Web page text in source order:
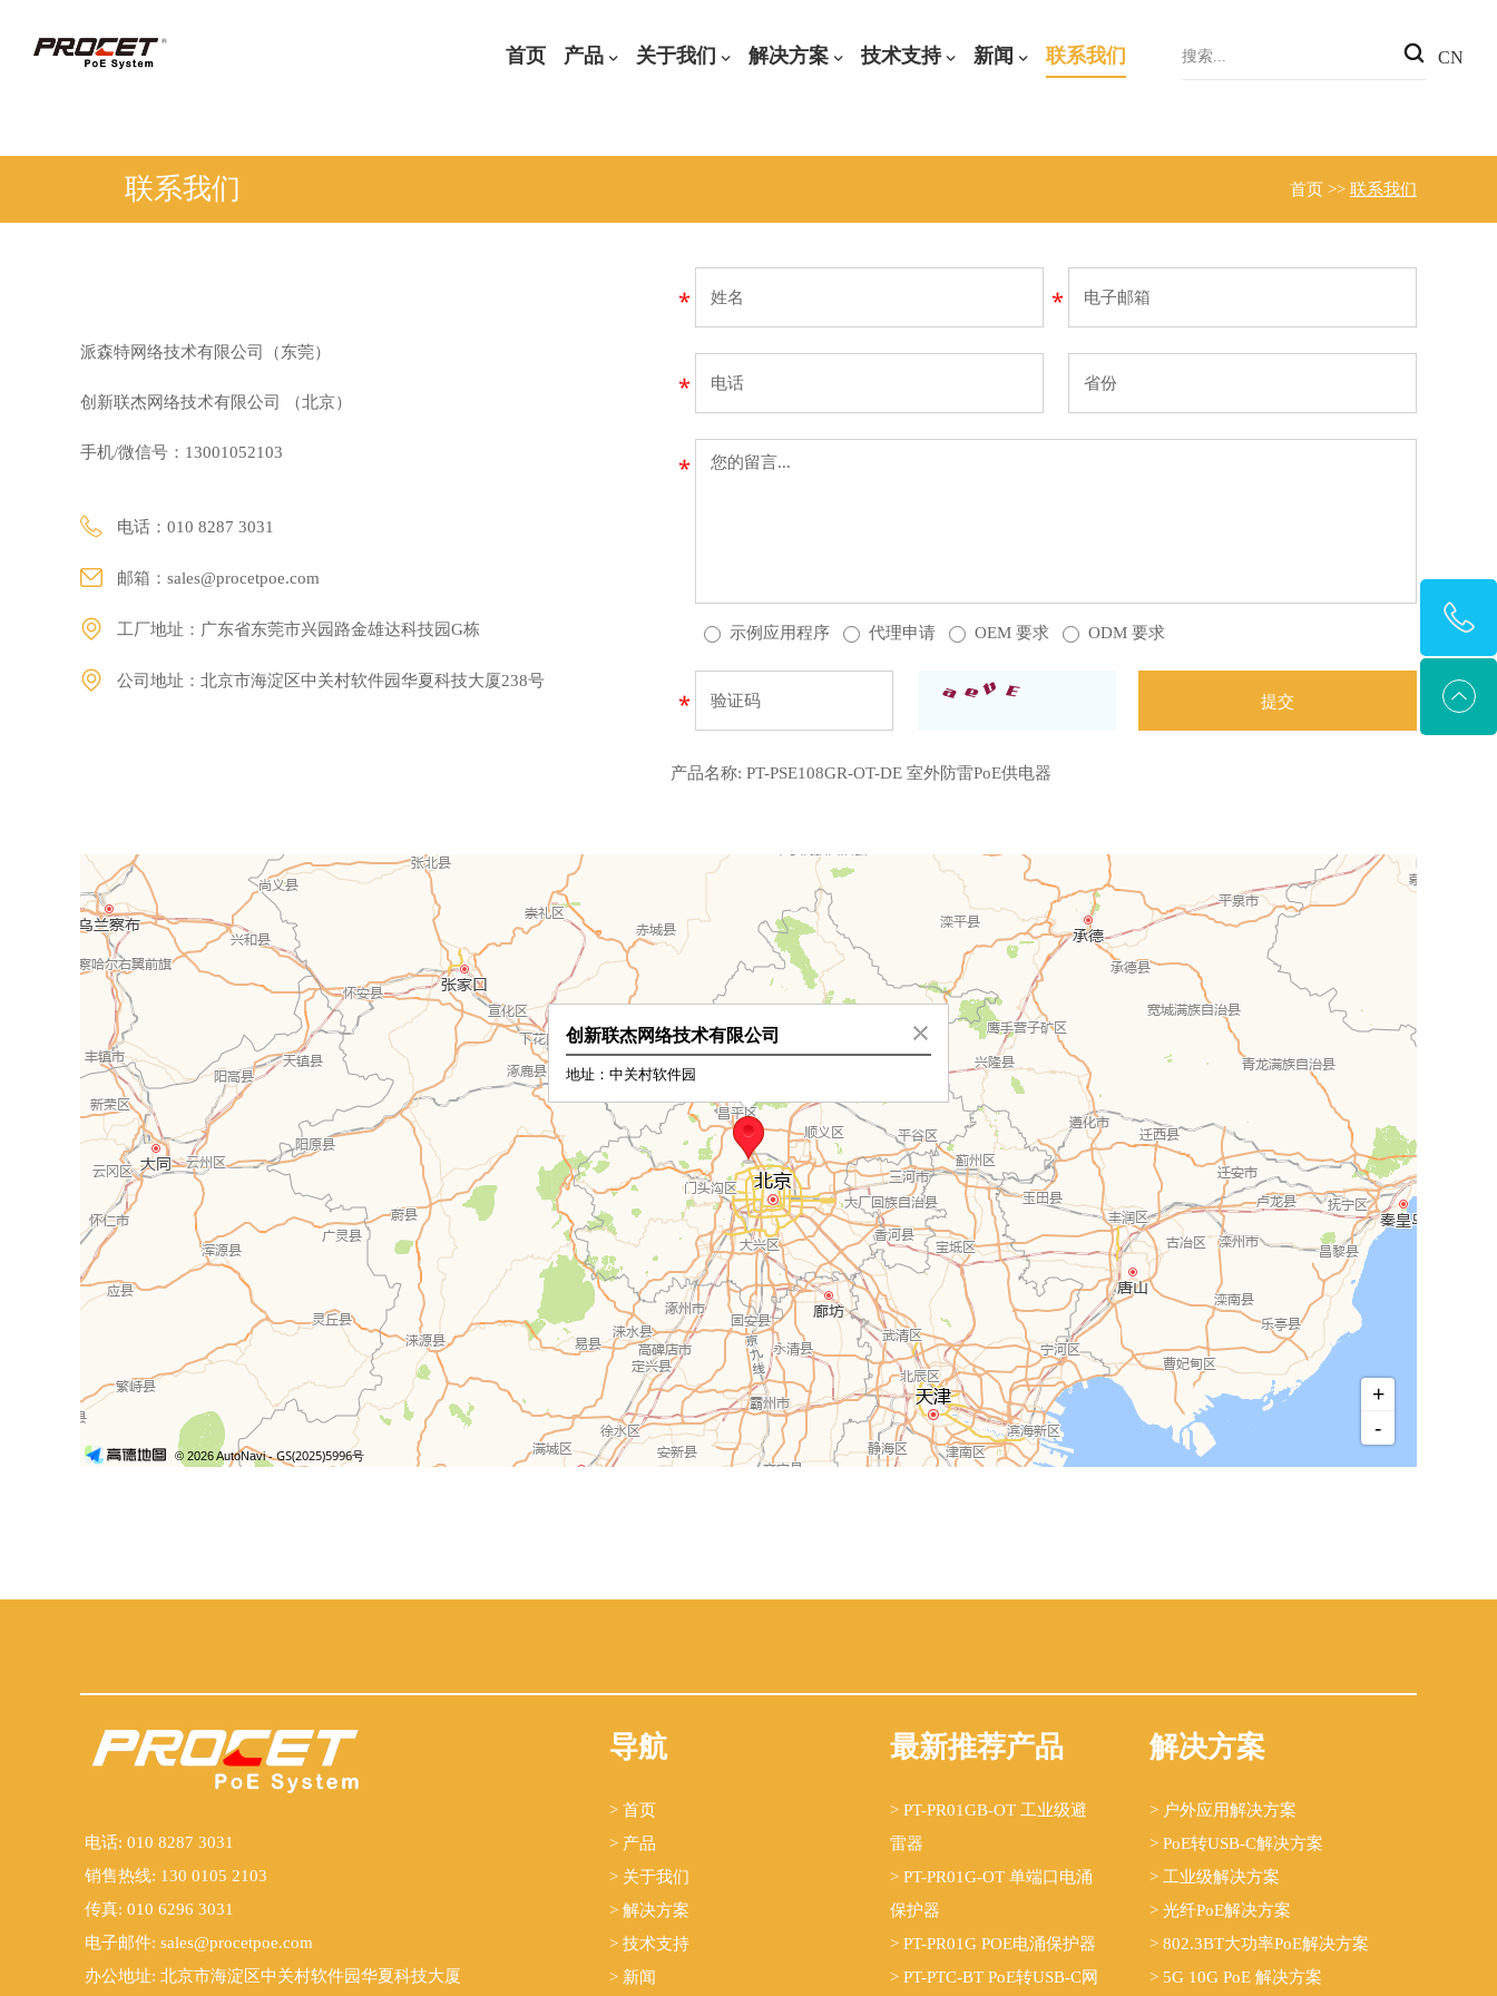
首页 产品 关于我们 解决方案 技术支持 新闻 联系我们 CN
联系我们 首页 >> 联系我们
派森特网络技术有限公司（东莞）
创新联杰网络技术有限公司 （北京）
手机/微信号：13001052103
电话：010 8287 3031
邮箱： sales@procetpoe.com
工厂地址：广东省东莞市兴园路金雄达科技园G栋
公司地址：北京市海淀区中关村软件园华夏科技大厦238号
示例应用程序 代理申请 OEM 要求 ODM 要求
产品名称: PT-PSE108GR-OT-DE 室外防雷PoE供电器
电话: 010 8287 3031
销售热线: 130 0105 2103
传真: 010 6296 3031
电子邮件: sales@procetpoe.com
办公地址: 北京市海淀区中关村软件园华夏科技大厦
导航
> 首页
> 产品
> 关于我们
> 解决方案
> 技术支持
> 新闻
最新推荐产品
> PT-PR01GB-OT 工业级避
雷器
> PT-PR01G-OT 单端口电涌
保护器
> PT-PR01G POE电涌保护器
> PT-PTC-BT PoE转USB-C网
解决方案
> 户外应用解决方案
> PoE转USB-C解决方案
> 工业级解决方案
> 光纤PoE解决方案
> 802.3BT大功率PoE解决方案
> 5G 10G PoE 解决方案